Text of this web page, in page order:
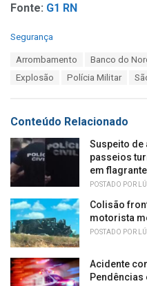
Fonte: G1 RN
C
i
s
:
Segurança
Arrombamento Banco do
Explosão
Polícia Militar
Conteúdo Relacionado
Suspeito de
passeios
em flagrante
POSTADO POR
Colisão
motorista
POSTADO POR
Acidente
Pendências